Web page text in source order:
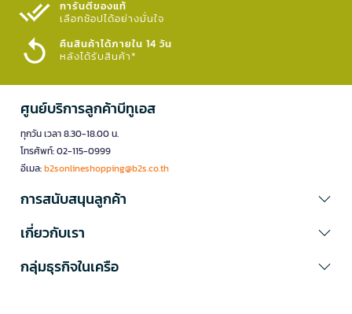
การันตีของแท้
เลือกช้อปได้อย่างมั่นใจ​
คืนสินค้าได้ภายใน 14 วัน
หลังได้รับสินค้า*
ศูนย์บริการลูกค้าบีทูเอส
ทุกวัน เวลา 8.30-18.00 น.
โทรศัพท์: 02-115-0999
อีเมล:b2sonlineshopping@b2s.co.th
การสนับสนุนลูกค้า
เกี่ยวกับเรา
กลุ่มธุรกิจในเครือ